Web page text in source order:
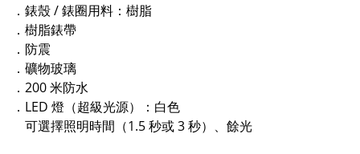
．錶殼 / 錶圈用料：樹脂
．樹脂錶帶
．防震
．礦物玻璃
．200 米防水
．LED 燈（超級光源）：白色
可選擇照明時間（1.5 秒或 3 秒）、餘光